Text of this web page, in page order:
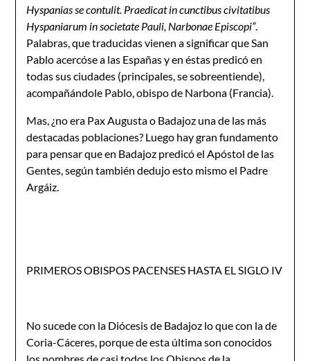
Hyspanias se contulit. Praedicat in cunctibus civitatibus
Hyspaniarum in societate Pauli, Narbonae Episcopi”.
Palabras, que traducidas vienen a significar que San
Pablo acercóse a las Españas y en éstas predicó en
todas sus ciudades (principales, se sobreentiende),
acompañándole Pa­blo, obispo de Narbona (Francia).
Mas, ¿no era Pax Augusta o Badajoz una de las más
destacadas poblaciones? Luego hay gran fundamento
para pensar que en Badajoz predicó el Apóstol de las
Gentes, según tam­bién dedujo esto mismo el Padre
Argáiz.
PRIMEROS OBISPOS PACENSES HASTA EL SIGLO IV
No sucede con la Diócesis de Badajoz lo que con la de
Coria-Cáceres, porque de esta última son conocidos